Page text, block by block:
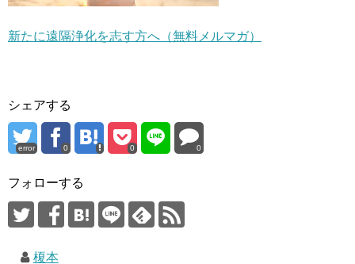
新たに遠隔浄化を志す方へ（無料メルマガ）
シェアする
error 0 0 0
フォローする
榎本